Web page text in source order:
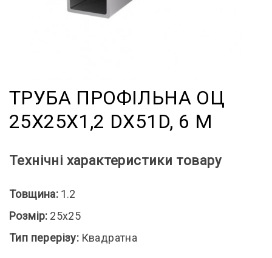
ТРУБА ПРОФІЛЬНА ОЦ
25X25X1,2 DX51D, 6 М
Технічні характеристики товару
Товщина: 1.2
Розмір: 25x25
Тип перерізу: Квадратна